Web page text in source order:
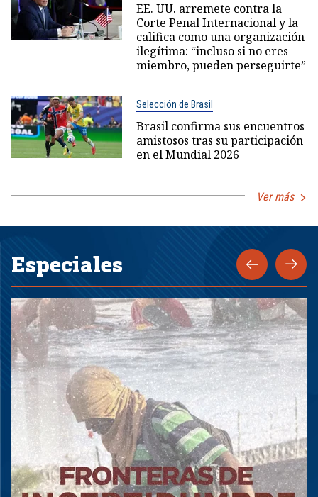
EE. UU. arremete contra la
Corte Penal Internacional y la
califica como una organización
ilegítima: “incluso si no eres
miembro, pueden perseguirte”
Selección de Brasil
Brasil confirma sus encuentros
amistosos tras su participación
en el Mundial 2026
Ver más
Especiales